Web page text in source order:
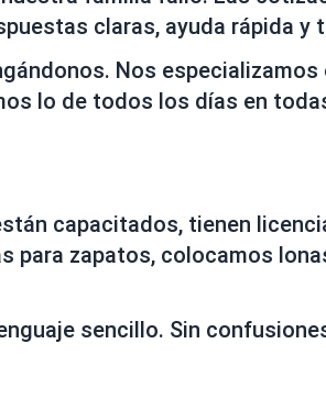
claras, ayuda rápida y
Nos
lo de todos los días en
capacitados, tienen
zapatos, colocamos
sencillo. Sin